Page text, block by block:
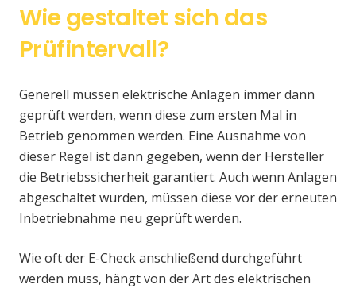
Wie gestaltet sich das
Prüfintervall?
Generell müssen elektrische Anlagen immer dann
geprüft werden, wenn diese zum ersten Mal in
Betrieb genommen werden. Eine Ausnahme von
dieser Regel ist dann gegeben, wenn der Hersteller
die Betriebssicherheit garantiert. Auch wenn Anlagen
abgeschaltet wurden, müssen diese vor der erneuten
Inbetriebnahme neu geprüft werden.
Wie oft der E-Check anschließend durchgeführt
werden muss, hängt von der Art des elektrischen